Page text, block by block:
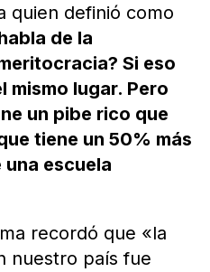
quien definió como
de la
Si eso
mismo lugar. Pero
un pibe rico que
tiene un 50% más
escuela
recordó que «la
nuestro país fue